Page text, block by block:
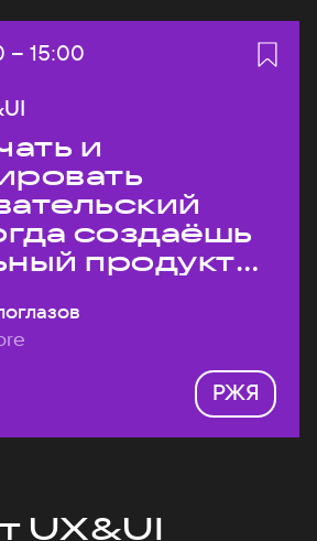
– Конец:
15:00
и
создаёшь
продукт
РЖЯ
UX&UI